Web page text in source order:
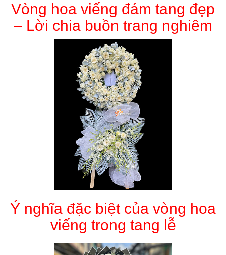
Vòng hoa viếng đám tang đẹp
– Lời chia buồn trang nghiêm
Ý nghĩa đặc biệt của vòng hoa
viếng trong tang lễ